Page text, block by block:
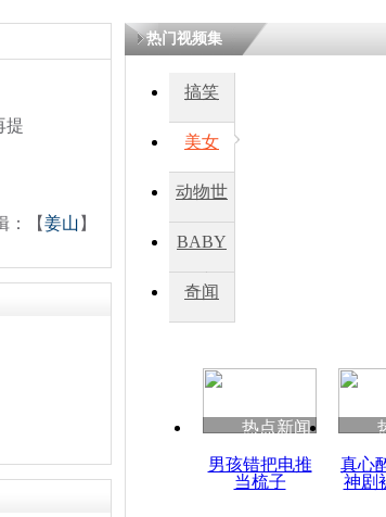
提
：【姜山 】
热门视频集
搞笑
美女
动物世
BABY
秀
奇闻
热点新闻
男孩错把电推
当梳子
真心
神剧